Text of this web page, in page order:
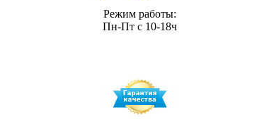
Режим работы:
Пн-Пт с 10-18ч